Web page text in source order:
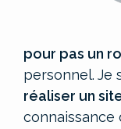
pour pas un
personnel. Je
réaliser un
connaissance